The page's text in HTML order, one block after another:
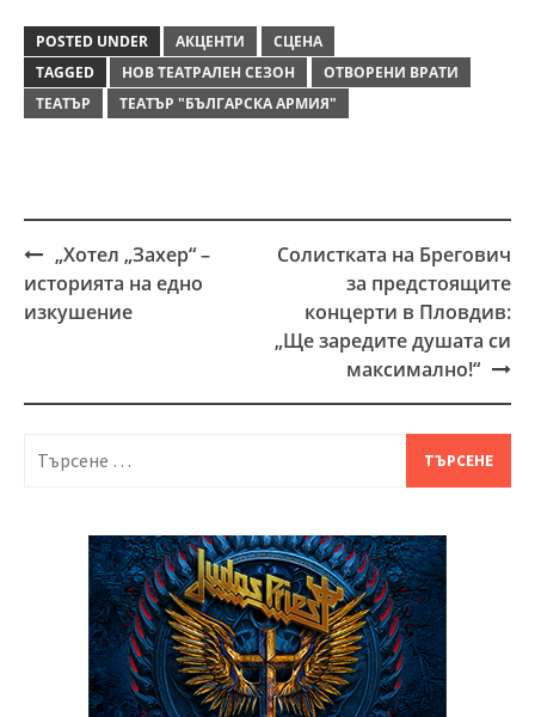
POSTED UNDER АКЦЕНТИ
СЦЕНА
TAGGED
НОВ ТЕАТРАЛЕН СЕЗОН
ОТВОРЕНИ ВРАТИ
ТЕАТЪР
ТЕАТЪР "БЪЛГАРСКА АРМИЯ"
Post
navigation
„Хотел „Захер“ –
историята на едно
изкушение
Солистката на Брегович
за предстоящите
концерти в Пловдив:
„Ще заредите душата си
максимално!“
Търсене